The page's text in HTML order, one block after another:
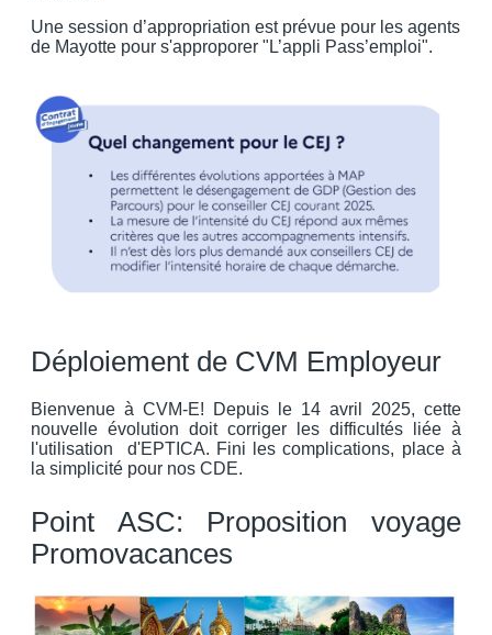
Une session d’appropriation est prévue pour les agents
de Mayotte pour s'approporer "L’appli Pass’emploi".
Déploiement de CVM Employeur
Bienvenue à CVM-E! Depuis le 14 avril 2025, cette
nouvelle évolution doit corriger les difficultés liée à
l'utilisation d'EPTICA. Fini les complications, place à
la simplicité pour nos CDE.
Point ASC: Proposition voyage
Promovacances